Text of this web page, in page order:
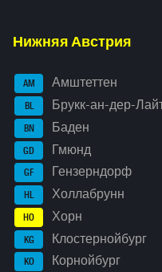
Нижняя Австрия
AM Амштеттен
BL Брукк-ан-дер-
BN Баден
GD Гмюнд
GF Гензерндорф
HL Холлабрунн
HO Хорн
KG Клостернойбург
KO Корнойбург